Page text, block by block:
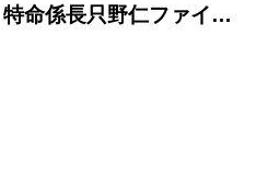
特命係長只野仁ファイ…